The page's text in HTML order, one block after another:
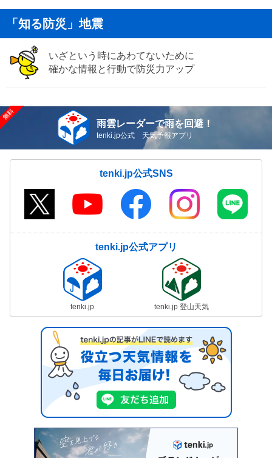
「知る防災」地震
いざという時にあわてないために
確かな情報と行動で防災力アップ
雨雲レーダーで雨を回避！
tenki.jp公式 天気予報アプリ
tenki.jp公式SNS
tenki.jp公式アプリ
tenki.jp tenki.jp 登山天気